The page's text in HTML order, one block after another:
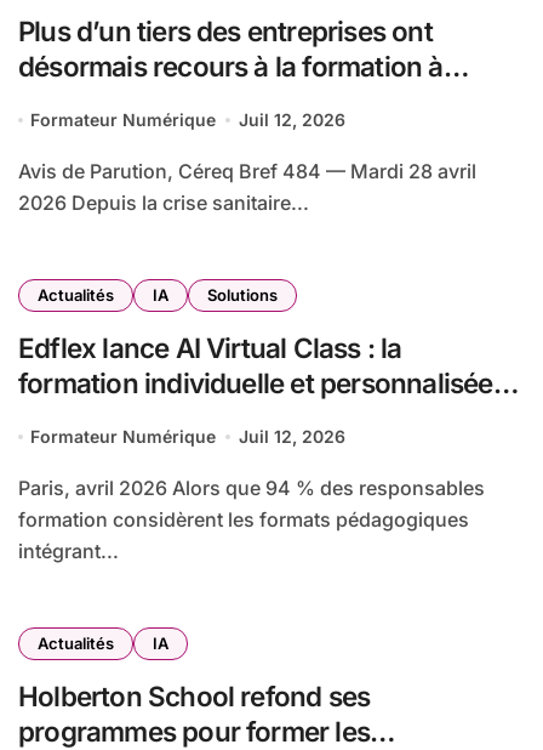
Plus d’un tiers des entreprises ont
désormais recours à la formation à
Formateur Numérique Juil 12, 2026
Avis de Parution, Céreq Bref 484 — Mardi 28 avril
2026 Depuis la crise sanitaire...
Actualités IA Solutions
Edflex lance AI Virtual Class : la
formation individuelle et personnalisée
Formateur Numérique Juil 12, 2026
Paris, avril 2026 Alors que 94 % des responsables
formation considèrent les formats pédagogiques
intégrant...
Actualités IA
Holberton School refond ses
programmes pour former les